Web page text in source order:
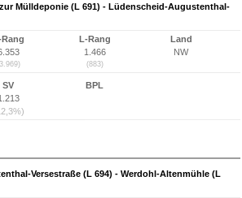
Mülldeponie (L 691) - Lüdenscheid-Augustenthal-
Rang
L-Rang
1.466
(883)
Land
NW
SV
BPL
Versestraße (L 694) - Werdohl-Altenmühle (L